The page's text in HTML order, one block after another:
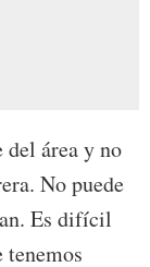
del área y no
No puede
Es difícil
tenemos